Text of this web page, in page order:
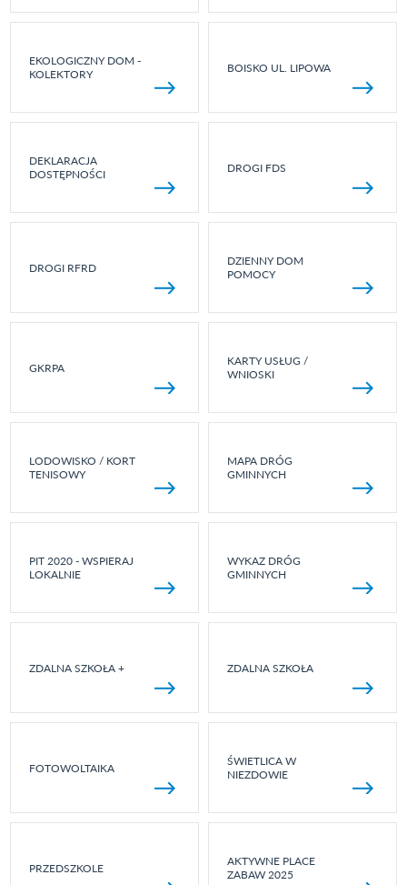
EKOLOGICZNY DOM -
KOLEKTORY
BOISKO UL. LIPOWA
DEKLARACJA
DOSTĘPNOŚCI
DROGI FDS
DROGI RFRD
DZIENNY DOM
POMOCY
GKRPA
KARTY USŁUG /
WNIOSKI
LODOWISKO / KORT
TENISOWY
MAPA DRÓG
GMINNYCH
PIT 2020 - WSPIERAJ
LOKALNIE
WYKAZ DRÓG
GMINNYCH
ZDALNA SZKOŁA + ZDALNA SZKOŁA
FOTOWOLTAIKA
ŚWIETLICA W
NIEZDOWIE
PRZEDSZKOLE
AKTYWNE PLACE
ZABAW 2025